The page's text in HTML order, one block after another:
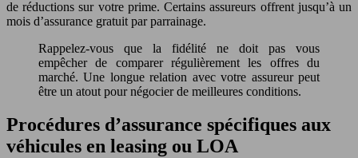
de réductions sur votre prime. Certains assureurs offrent jusqu’à un
mois d’assurance gratuit par parrainage.
Rappelez-vous que la fidélité ne doit pas vous
empêcher de comparer régulièrement les offres du
marché. Une longue relation avec votre assureur peut
être un atout pour négocier de meilleures conditions.
Procédures d’assurance spécifiques aux
véhicules en leasing ou LOA